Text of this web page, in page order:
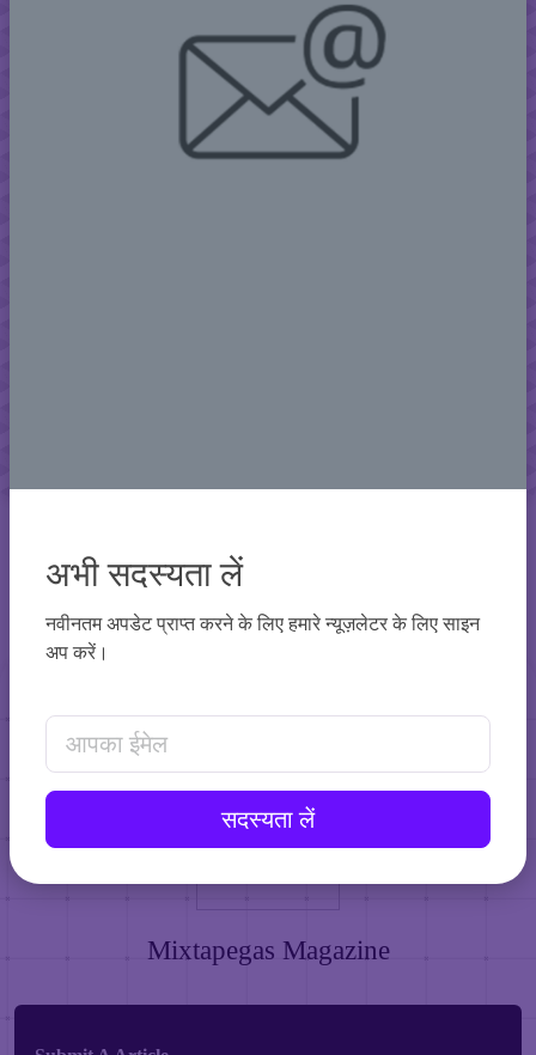
अभी सदस्यता लें
नवीनतम अपडेट प्राप्त करने के लिए हमारे न्यूज़लेटर के लिए साइन
अप करें।
Email Address
सदस्यता लें